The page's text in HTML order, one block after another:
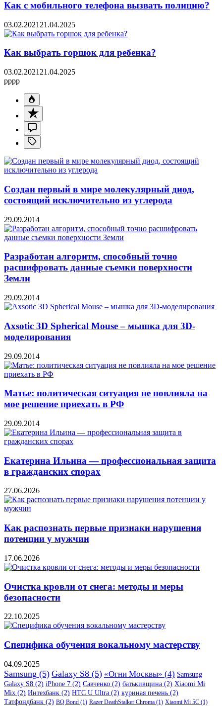
Как с мобильного телефона вызвать полицию?
03.02.2021 21.04.2025
Как выбрать горшок для ребенка?
03.02.2021 21.04.2025
pppp
Создан первый в мире молекулярный диод,
состоящий исключительно из углерода
29.09.2014
Разработан алгоритм, способный точно
расшифровать данные съемки поверхности
Земли
29.09.2014
Axsotic 3D Spherical Mouse – мышка для 3D-
моделирования
29.09.2014
Матье: политическая ситуация не повлияла на
мое решение приехать в РФ
29.09.2014
Екатерина Ильина — профессиональная защита
в гражданских спорах
27.06.2026
Как распознать первые признаки нарушения
потенции у мужчин
17.06.2026
Очистка кровли от снега: методы и меры
безопасности
22.10.2025
Специфика обучения вокальному мастерству
04.09.2025
Samsung (5) Galaxy S8 (5) «Огни Москвы» (4) Samsung
Galaxy S8 (2) iPhone 7 (2) Савченко (2) батькивщина (2) Xiaomi Mi
Mix (2) Интехбанк (2) HTC U Ultra (2) куриная печень (2)
Татфондбанк (2) BQ Bond (1) Razer DeathStalker Chroma (1) Xiaomi Mi 5C (1)